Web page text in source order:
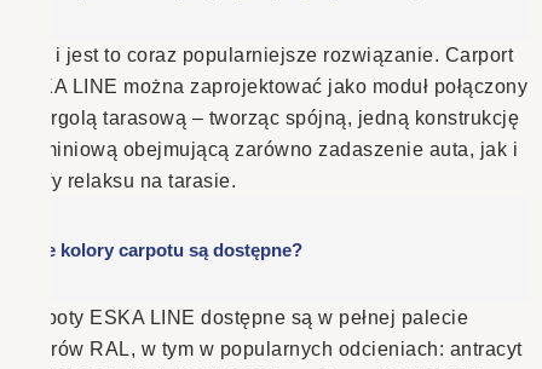
Tak, i jest to coraz popularniejsze rozwiązanie. Carport
ESKA LINE można zaprojektować jako moduł połączony
z pergolą tarasową – tworząc spójną, jedną konstrukcję
aluminiową obejmującą zarówno zadaszenie auta, jak i
strefy relaksu na tarasie.
Jakie kolory carpotu są dostępne?
Carpoty ESKA LINE dostępne są w pełnej palecie
kolorów RAL, w tym w popularnych odcieniach: antracyt